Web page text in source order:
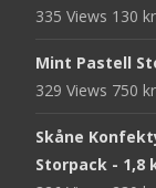
335 Views 130 kr
Mint Pastell
329 Views 750 kr
Skåne
Storpack - 1,8